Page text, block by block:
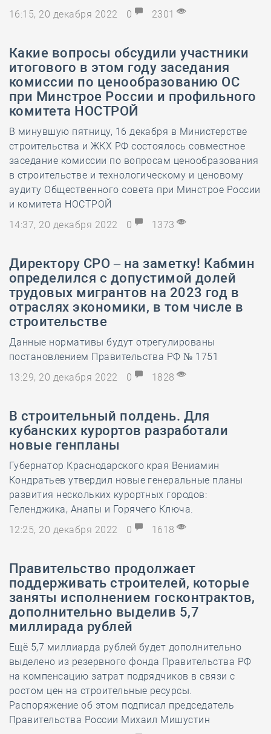
16:15, 20 декабря 2022
0 2301
Какие вопросы обсудили участники
итогового в этом году заседания
комиссии по ценообразованию ОС
при Минстрое России и профильного
комитета НОСТРОЙ
В минувшую пятницу, 16 декабря в Министерстве
строительства и ЖКХ РФ состоялось совместное
заседание комиссии по вопросам ценообразования
в строительстве и технологическому и ценовому
аудиту Общественного совета при Минстрое России
и комитета НОСТРОЙ
14:37, 20 декабря 2022
0 1373
Директору СРО – на заметку! Кабмин
определился с допустимой долей
трудовых мигрантов на 2023 год в
отраслях экономики, в том числе в
строительстве
Данные нормативы будут отрегулированы
постановлением Правительства РФ № 1751
13:29, 20 декабря 2022
0 1828
В строительный полдень. Для
кубанских курортов разработали
новые генпланы
Губернатор Краснодарского края Вениамин
Кондратьев утвердил новые генеральные планы
развития нескольких курортных городов:
Геленджика, Анапы и Горячего Ключа.
12:25, 20 декабря 2022
0 1618
Правительство продолжает
поддерживать строителей, которые
заняты исполнением госконтрактов,
дополнительно выделив 5,7
миллирада рублей
Ещё 5,7 миллиарда рублей будет дополнительно
выделено из резервного фонда Правительства РФ
на компенсацию затрат подрядчиков в связи с
ростом цен на строительные ресурсы.
Распоряжение об этом подписал председатель
Правительства России Михаил Мишустин